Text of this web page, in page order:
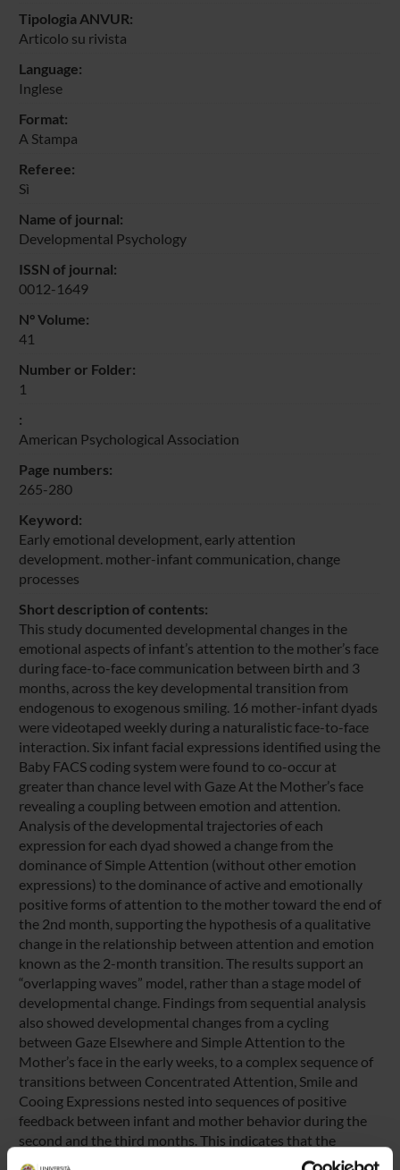
Tipologia ANVUR:
Articolo su rivista
Language:
Inglese
Format:
A Stampa
Referee:
Sì
Name of journal:
Developmental Psychology
ISSN of journal:
0012-1649
N° Volume:
41
Number or Folder:
1
:
American Psychological Association
Page numbers:
265-280
Keyword:
Early emotional development, early attention
development. mother-infant communication, change
processes
Short description of contents:
This study documented developmental changes in the
emotional aspects of infant’s attention to the mother’s face
during face-to-face communication between birth and 3
months, across the key developmental transition from
endogenous to exogenous smiling. 16 mother-infant dyads
were videotaped weekly during a naturalistic face-to-face
interaction. Six infant facial expressions identified using the
Baby FACS coding system were found to co-occur at
greater than chance level with Gaze At the Mother’s face
revealing a coupling between emotion and attention.
Analysis of the developmental trajectories of each
expression for each dyad showed a change from the
dominance of Simple Attention (without other emotion
expressions) to the dominance of active and emotionally
positive forms of attention to the mother toward the end of
the 2nd month, supporting the hypothesis of a qualitative
change in the relationship between attention and emotion
known as the 2-month transition. The results support an
“overlapping waves” model, rather than a stage model of
developmental change. Findings from sequential analysis
also showed developmental changes from a cycling
between Gaze Elsewhere and Simple Attention to the
Mother’s face in the early weeks, to a complex sequence of
transitions between Concentrated Attention, Smile and
Cooing Expressions nested into sequences of positive
feedback between infant and mother behavior during the
second and the third months. This indicates that the
relationship between receptive and approaching patterns